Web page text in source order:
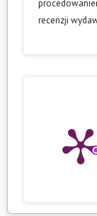
recenzji